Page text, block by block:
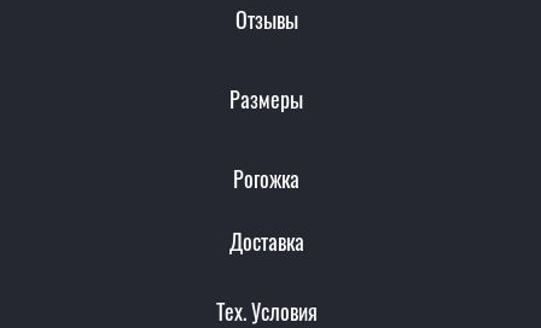
Отзывы
Размеры
Рогожка
Доставка
Тех. Условия